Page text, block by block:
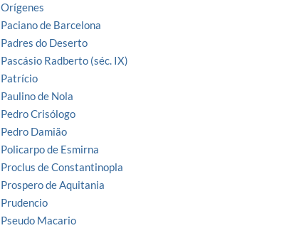
Orígenes
Paciano de Barcelona
Padres do Deserto
Pascásio Radberto (séc. IX)
Patrício
Paulino de Nola
Pedro Crisólogo
Pedro Damião
Policarpo de Esmirna
Proclus de Constantinopla
Prospero de Aquitania
Prudencio
Pseudo Macario